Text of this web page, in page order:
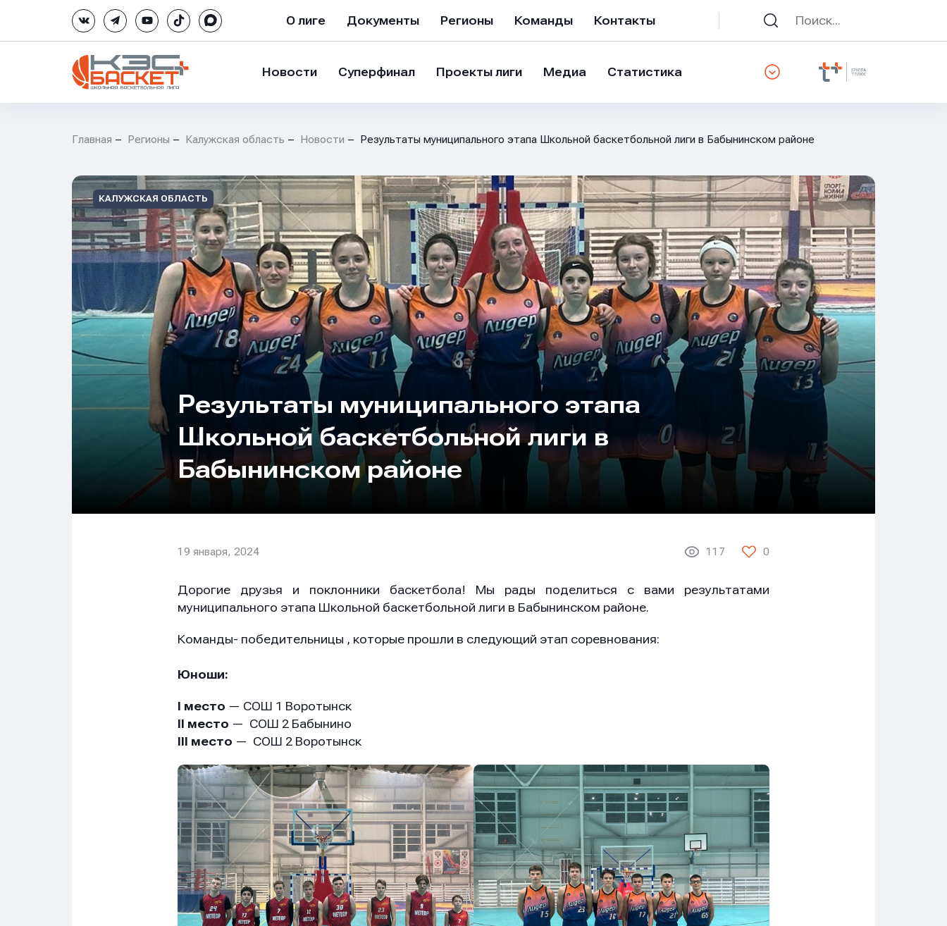
О лиге Документы Регионы Команды Контакты
Новости Суперфинал Проекты лиги Медиа Статистика
Главная Регионы Калужская область Новости Результаты муниципального этапа Школьной баскетбольной лиги в Бабынинском районе
КАЛУЖСКАЯ ОБЛАСТЬ
Результаты муниципального этапа
Школьной баскетбольной лиги в
Бабынинском районе
19 января, 2024 117 0
Дорогие друзья и поклонники баскетбола! Мы рады поделиться с вами результатами
муниципального этапа Школьной баскетбольной лиги в Бабынинском районе.
Команды- победительницы , которые прошли в следующий этап соревнования:
Юноши:
I место — СОШ 1 Воротынск
II место — СОШ 2 Бабынино
III место — СОШ 2 Воротынск